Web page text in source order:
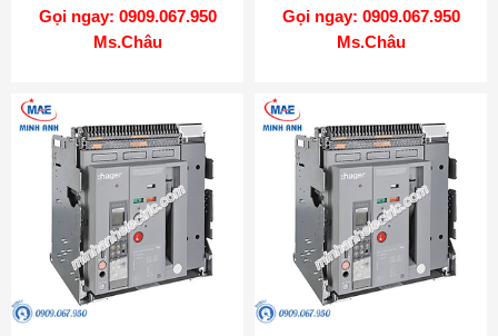
Gọi ngay: 0909.067.950
Ms.Châu
Gọi ngay: 0909.067.950
Ms.Châu